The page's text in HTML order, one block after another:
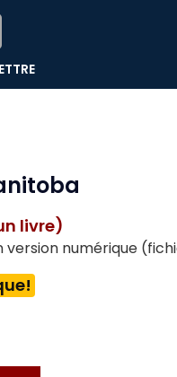
livre)
version numérique